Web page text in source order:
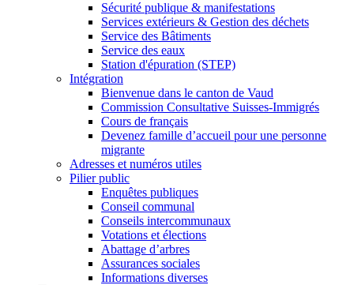
Sécurité publique & manifestations
Services extérieurs & Gestion des déchets
Service des Bâtiments
Service des eaux
Station d'épuration (STEP)
Intégration
Bienvenue dans le canton de Vaud
Commission Consultative Suisses-Immigrés
Cours de français
Devenez famille d’accueil pour une personne
migrante
Adresses et numéros utiles
Pilier public
Enquêtes publiques
Conseil communal
Conseils intercommunaux
Votations et élections
Abattage d’arbres
Assurances sociales
Informations diverses